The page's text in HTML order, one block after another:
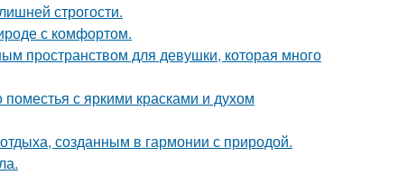
строгости.
с комфортом.
пространством для девушки, которая много
с яркими красками и духом
созданным в гармонии с природой.